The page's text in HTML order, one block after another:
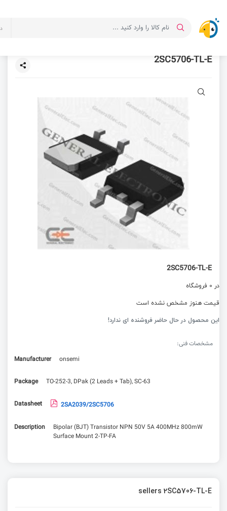
2SC5706-TL-E
2SC5706-TL-E
در 0 فروشگاه
قیمت هنوز مشخص نشده است
این محصول در حال حاضر فروشنده ای ندارد!
مشخصات فنی:
Manufacturer
onsemi
Package TO-252-3, DPak (2 Leads + Tab), SC-63
Datasheet 2SA2039/2SC5706
Description
Bipolar (BJT) Transistor NPN 50V 5A 400MHz 800mW
Surface Mount 2-TP-FA
sellers 2SC5706-TL-E